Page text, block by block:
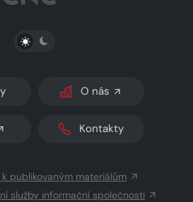
PŘEPNOUT SVĚTLÝ/TMAVÝ REŽIM
O nás
Kontakty
publikovaným materiálům
služby informační společnosti